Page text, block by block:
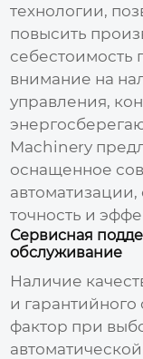
технологии,
повысить
себестоимость
внимание на
управления,
Machinery
оснащенное
точность и
Сервисная
обслуживание
Наличие
и
фактор при